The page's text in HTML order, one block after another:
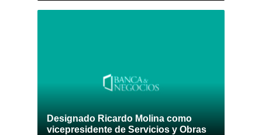
Designado Ricardo Molina como
vicepresidente de Servicios y Obras